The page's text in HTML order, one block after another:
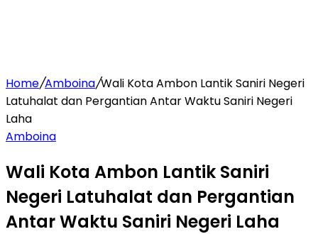
Home/Amboina/Wali Kota Ambon Lantik Saniri Negeri
Latuhalat dan Pergantian Antar Waktu Saniri Negeri
Laha
Amboina
Wali Kota Ambon Lantik Saniri
Negeri Latuhalat dan Pergantian
Antar Waktu Saniri Negeri Laha